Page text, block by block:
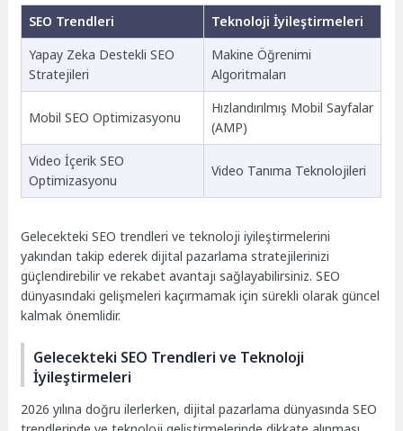
SEO Trendleri
Teknoloji İyileştirmeleri
Yapay Zeka Destekli SEO
Stratejileri
Makine Öğrenimi
Algoritmaları
Mobil SEO Optimizasyonu
Hızlandırılmış Mobil Sayfalar
(AMP)
Video İçerik SEO
Optimizasyonu
Video Tanıma Teknolojileri
Gelecekteki SEO trendleri ve teknoloji iyileştirmelerini
yakından takip ederek dijital pazarlama stratejilerinizi
güçlendirebilir ve rekabet avantajı sağlayabilirsiniz. SEO
dünyasındaki gelişmeleri kaçırmamak için sürekli olarak güncel
kalmak önemlidir.
Gelecekteki SEO Trendleri ve Teknoloji
İyileştirmeleri
2026 yılına doğru ilerlerken, dijital pazarlama dünyasında SEO